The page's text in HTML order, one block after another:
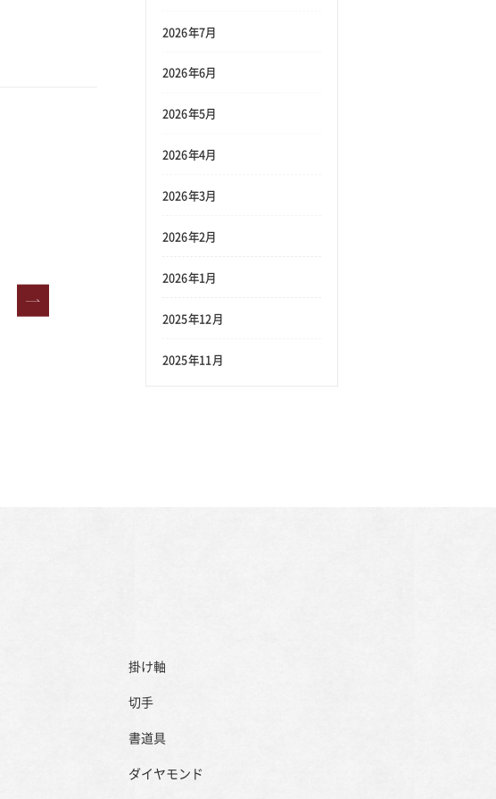
»
2026年7月
2026年6月
2026年5月
2026年4月
2026年3月
2026年2月
2026年1月
2025年12月
2025年11月
掛け軸
切手
書道具
ダイヤモンド